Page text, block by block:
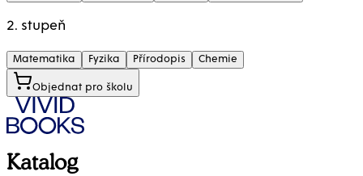
2. stupeň
Matematika Fyzika Přírodopis Chemie
Objednat pro školu
Katalog